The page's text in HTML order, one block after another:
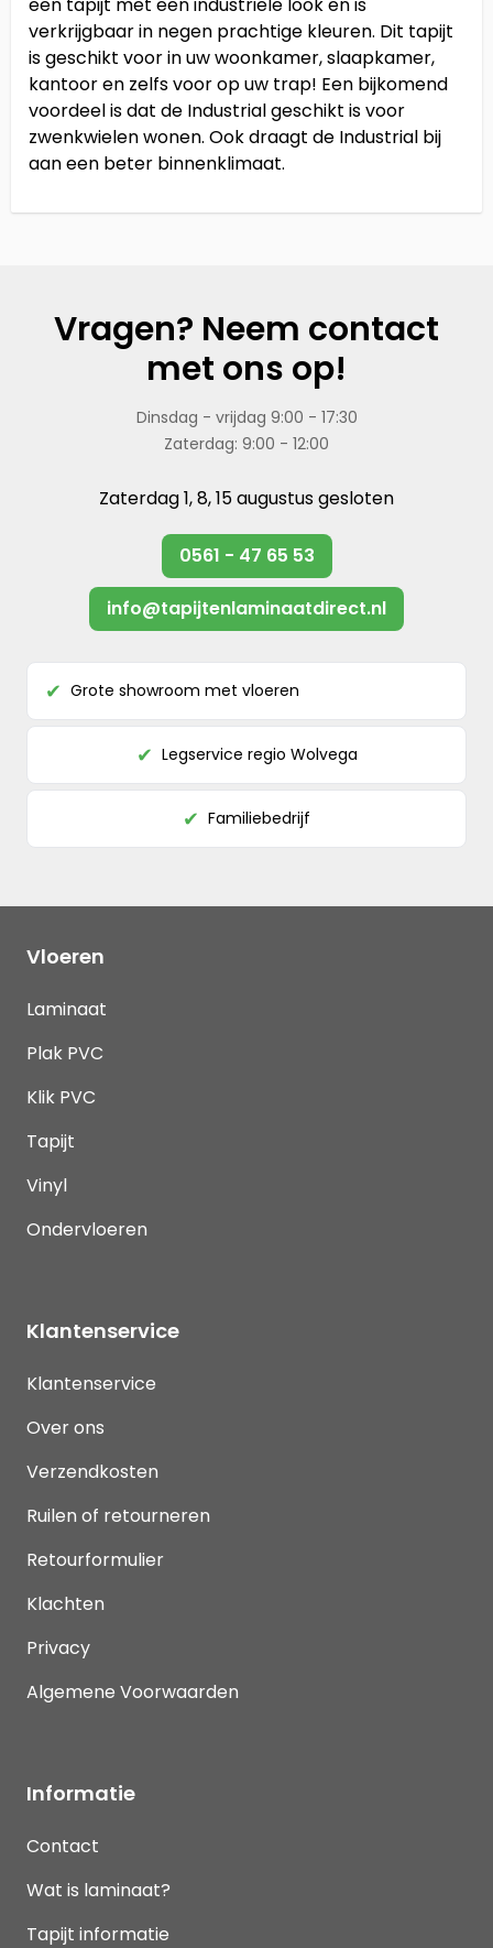
verkrijgbaar in negen prachtige kleuren. Dit tapijt
is geschikt voor in uw woonkamer, slaapkamer,
kantoor en zelfs voor op uw trap! Een bijkomend
voordeel is dat de Industrial geschikt is voor
zwenkwielen wonen. Ook draagt de Industrial bij
aan een beter binnenklimaat.
Vragen? Neem contact
met ons op!
Dinsdag - vrijdag 9:00 - 17:30
Zaterdag: 9:00 - 12:00
Zaterdag 1, 8, 15 augustus gesloten
0561 - 47 65 53
info@tapijtenlaminaatdirect.nl
✔ Grote showroom met vloeren
✔ Legservice regio Wolvega
✔ Familiebedrijf
Vloeren
Laminaat
Plak PVC
Klik PVC
Tapijt
Vinyl
Ondervloeren
Klantenservice
Klantenservice
Over ons
Verzendkosten
Ruilen of retourneren
Retourformulier
Klachten
Privacy
Algemene Voorwaarden
Informatie
Contact
Wat is laminaat?
Tapijt informatie